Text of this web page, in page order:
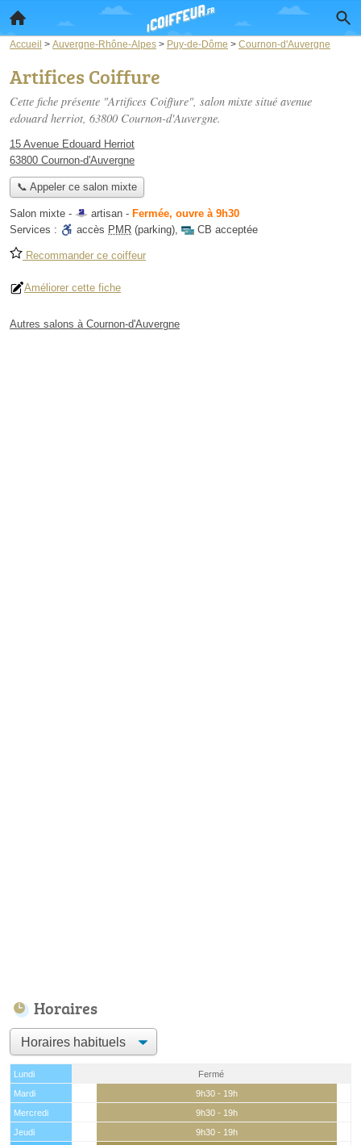
Accueil > Auvergne-Rhône-Alpes > Puy-de-Dôme > Cournon-d'Auvergne
Artifices Coiffure
Cette fiche présente "Artifices Coiffure", salon mixte situé avenue
edouard herriot, 63800 Cournon-d'Auvergne.
15 Avenue Edouard Herriot
63800 Cournon-d'Auvergne
📞 Appeler ce salon mixte
Salon mixte - artisan - Fermée, ouvre à 9h30
Services :
accès PMR (parking), CB acceptée
Recommander ce coiffeur
Améliorer cette fiche
Autres salons à Cournon-d'Auvergne
Horaires
Lundi
Fermé
Mardi
9h30 - 19h
Mercredi
9h30 - 19h
Jeudi
9h30 - 19h